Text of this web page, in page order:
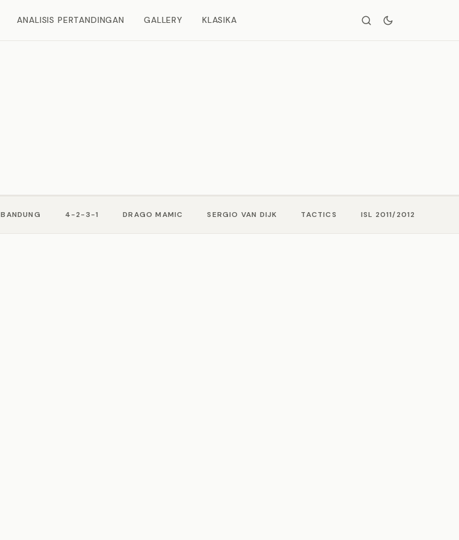
ANALISIS PERTANDINGAN GALLERY KLASIKA
BANDUNG 4-2-3-1 DRAGO MAMIC SERGIO VAN DIJK TACTICS ISL 2011/2012